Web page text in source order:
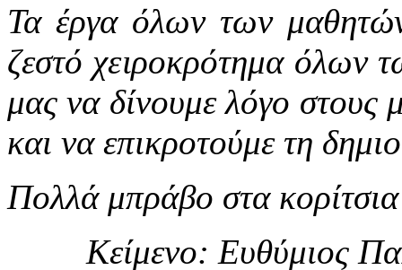
Τα έργα όλων των μαθητών
ζεστό χειροκρότημα όλων
μας να δίνουμε λόγο στους
και να επικροτούμε τη
Πολλά μπράβο στα
Κείμενο: Ευθύμιος